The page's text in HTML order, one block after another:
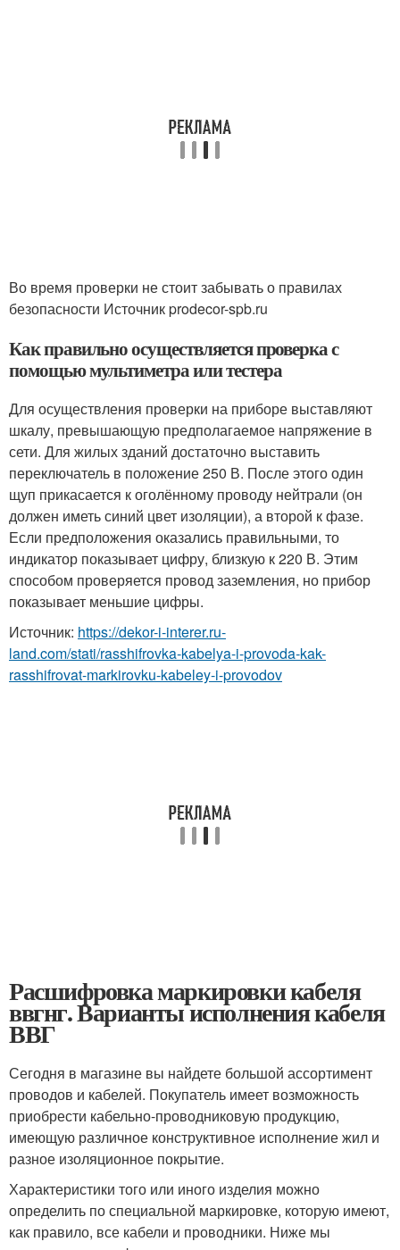
Во время проверки не стоит забывать о правилах
безопасности Источник prodecor-spb.ru
Как правильно осуществляется проверка с
помощью мультиметра или тестера
Для осуществления проверки на приборе выставляют
шкалу, превышающую предполагаемое напряжение в
сети. Для жилых зданий достаточно выставить
переключатель в положение 250 В. После этого один
щуп прикасается к оголённому проводу нейтрали (он
должен иметь синий цвет изоляции), а второй к фазе.
Если предположения оказались правильными, то
индикатор показывает цифру, близкую к 220 В. Этим
способом проверяется провод заземления, но прибор
показывает меньшие цифры.
Источник: https://dekor-i-interer.ru-
land.com/stati/rasshifrovka-kabelya-i-provoda-kak-
rasshifrovat-markirovku-kabeley-i-provodov
Расшифровка маркировки кабеля
ввгнг. Варианты исполнения кабеля
ВВГ
Сегодня в магазине вы найдете большой ассортимент
проводов и кабелей. Покупатель имеет возможность
приобрести кабельно-проводниковую продукцию,
имеющую различное конструктивное исполнение жил и
разное изоляционное покрытие.
Характеристики того или иного изделия можно
определить по специальной маркировке, которую имеют,
как правило, все кабели и проводники. Ниже мы